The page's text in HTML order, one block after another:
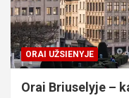
ORAI UŽSIENYJE
Orai Briuselyje –